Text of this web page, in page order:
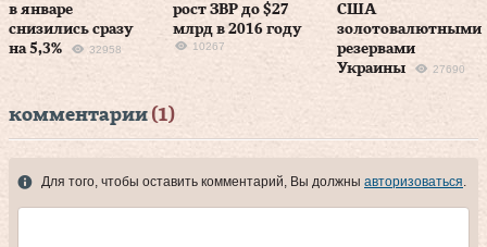
в январе
снизились сразу
на 5,3%
32958
рост ЗВР до $27
млрд в 2016 году
10267
США
золотовалютными
резервами
Украины
27690
комментарии (1)
Для того, чтобы оставить комментарий, Вы должны авторизоваться.